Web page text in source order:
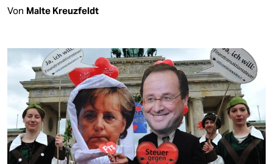
Von Malte Kreuzfeldt